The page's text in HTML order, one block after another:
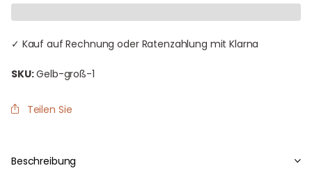
✓ Kauf auf Rechnung oder Ratenzahlung mit Klarna
SKU:Gelb-groß-1
Teilen Sie
Beschreibung